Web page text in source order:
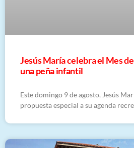
Jesús María celebra el Mes
una peña infantil
Este domingo 9 de agosto, Jesús
propuesta especial a su agenda